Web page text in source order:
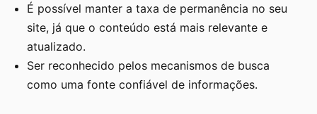
É possível manter a taxa de permanência no seu
site, já que o conteúdo está mais relevante e
atualizado.
Ser reconhecido pelos mecanismos de busca
como uma fonte confiável de informações.